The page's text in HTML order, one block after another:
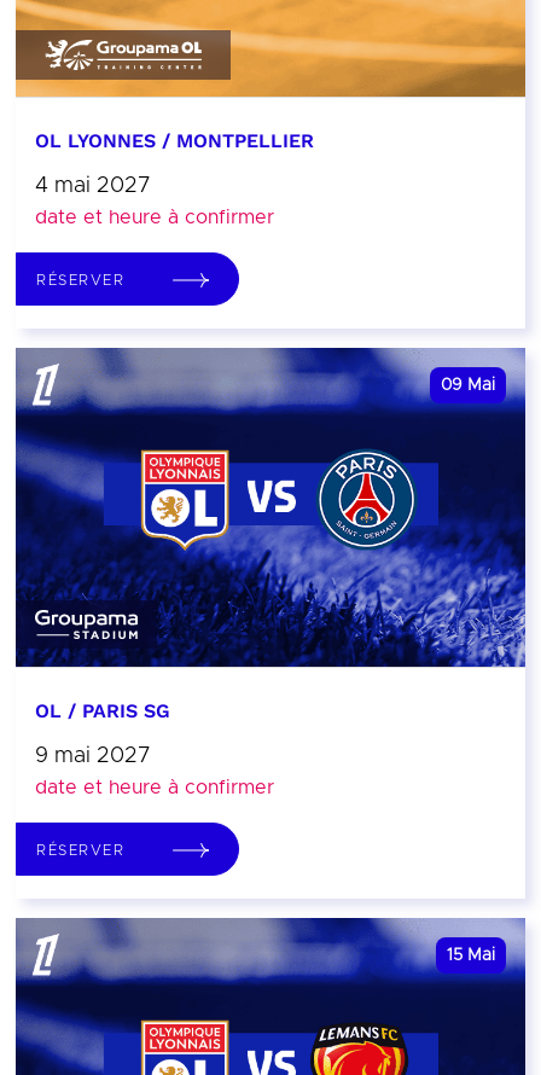
OL LYONNES / MONTPELLIER
4 mai 2027
date et heure à confirmer
RÉSERVER
09 Mai
OL / PARIS SG
9 mai 2027
date et heure à confirmer
RÉSERVER
15 Mai